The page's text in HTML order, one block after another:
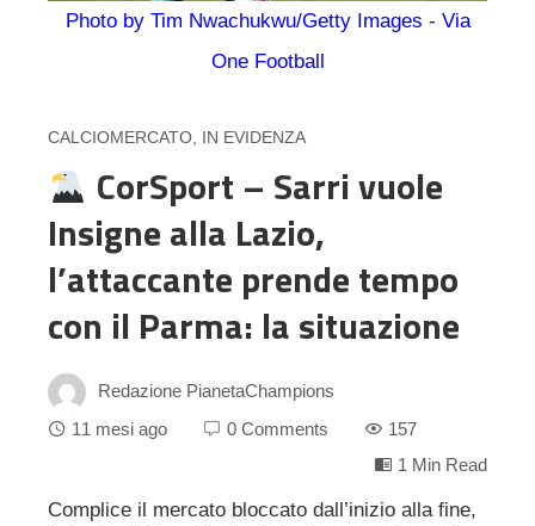
Photo by Tim Nwachukwu/Getty Images - Via
One Football
CALCIOMERCATO IN EVIDENZA
CorSport – Sarri vuole
Insigne alla Lazio,
l’attaccante prende tempo
con il Parma: la situazione
Redazione PianetaChampions
11 mesi ago
0 Comments
157
1 Min Read
Complice il mercato bloccato dall’inizio alla fine,